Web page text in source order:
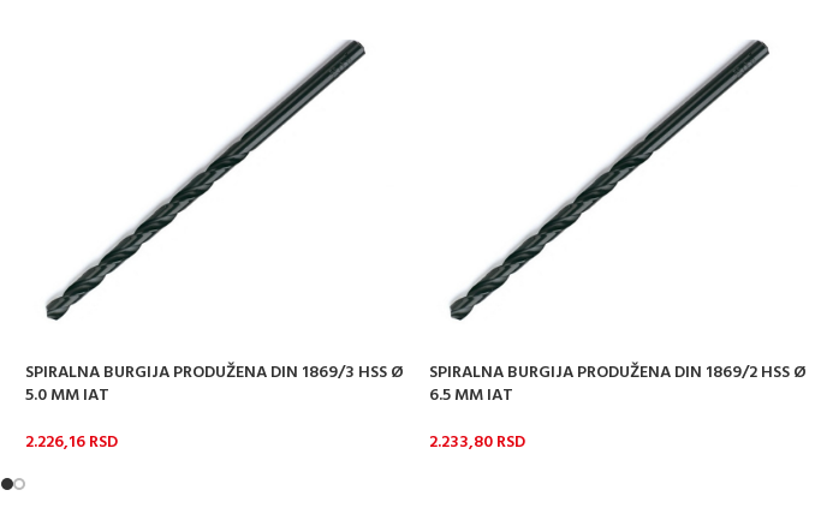
SPIRALNA BURGIJA PRODUŽENA DIN 1869/3 HSS Ø
5.0 MM IAT
2.226,16RSD
SPIRALNA BURGIJA PRODUŽENA DIN 1869/2 HSS Ø
6.5 MM IAT
2.233,80RSD